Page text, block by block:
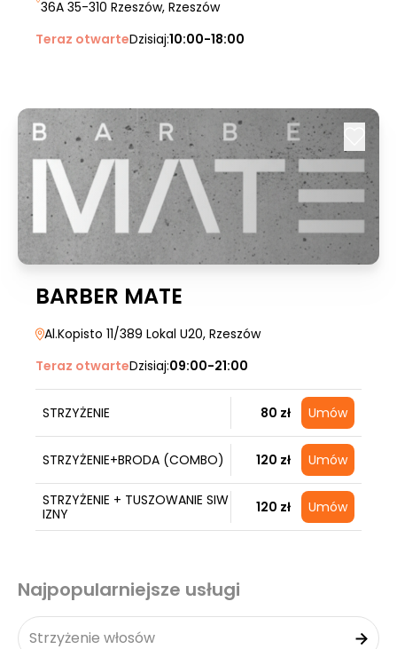
36A 35-310 Rzeszów, Rzeszów
Teraz otwarteDzisiaj:10:00-18:00
BARBER MATE
Al.Kopisto 11/389 Lokal U20, Rzeszów
Teraz otwarteDzisiaj:09:00-21:00
STRZYŻENIE 80 zł Umów
STRZYŻENIE+BRODA (COMBO) 120 zł Umów
STRZYŻENIE + TUSZOWANIE SIW
IZNY
120 zł Umów
Najpopularniejsze usługi
Strzyżenie włosów